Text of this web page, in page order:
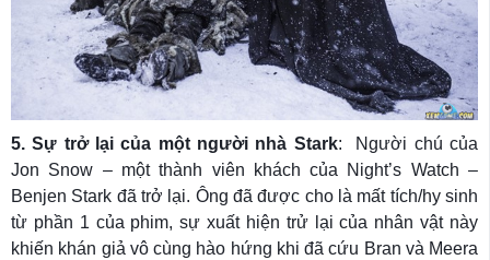
5. Sự trở lại của một người nhà Stark: Người chú của
Jon Snow – một thành viên khách của Night’s Watch –
Benjen Stark đã trở lại. Ông đã được cho là mất tích/hy sinh
từ phần 1 của phim, sự xuất hiện trử lại của nhân vật này
khiến khán giả vô cùng hào hứng khi đã cứu Bran và Meera